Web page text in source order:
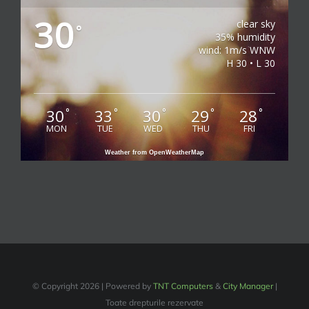
30°
clear sky
35% humidity
wind: 1m/s WNW
H 30 • L 30
30°
MON
33°
TUE
30°
WED
29°
THU
28°
FRI
Weather from OpenWeatherMap
© Copyright 2026 | Powered by TNT Computers& City Manager|
Toate drepturile rezervate